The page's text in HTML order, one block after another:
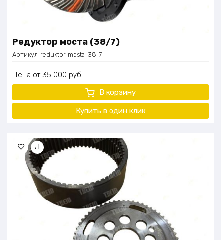
Редуктор моста (38/7)
Артикул: reduktor-mosta-38-7
Цена 35 000 руб.
В корзину
Купить в один клик